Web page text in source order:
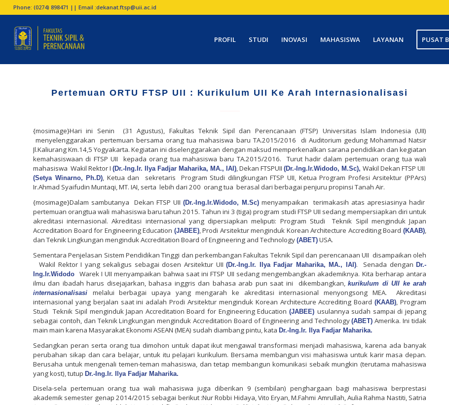
Phone: (0274) 898471 || Email :dekanat.ftsp@uii.ac.id
PROFIL STUDI INOVASI MAHASISWA LAYANAN PUSAT
Pertemuan ORTU FTSP UII : Kurikulum UII Ke Arah Internasionalisasi
{mosimage}Hari ini Senin
(31 Agustus), Fakultas Teknik Sipil dan Perencanaan (FTSP) Universitas Islam Indonesia (UII)
menyelenggarakan pertemuan bersama orang tua mahasiswa baru TA.2015/2016 di Auditorium gedung Mohammad Natsir
Jl.Kaliurang Km.14,5 Yogyakarta. Kegiatan ini diselenggarakan dengan maksud memperkenalkan sarana pendidikan dan kegiatan
kemahasiswaan di FTSP UII kepada orang tua mahasiswa baru TA.2015/2016.
Turut hadir dalam pertemuan orang tua wali
mahasiswa Wakil Rektor I (Dr.-Ing.Ir. Ilya Fadjar Maharika, MA., IAI), Dekan FTSPUII (Dr.-Ing.Ir.Widodo, M.Sc), Wakil Dekan FTSP UII
(Setya Winarno, Ph.D), Ketua dan sekretaris Program Studi dilingkungan FTSP UII, Ketua Program Profesi Arsitektur (PPArs)
Ir.Ahmad Syaifudin Muntaqi, MT. IAI, serta lebih dari 200 orang tua berasal dari berbagai penjuru propinsi Tanah Air.
{mosimage}Dalam sambutanya
Dekan FTSP UII (Dr.-Ing.Ir.Widodo, M.Sc)menyampaikan
terimakasih atas apresiasinya hadir
pertemuan orangtua wali mahasiswa baru tahun 2015. Tahun ini 3 (tiga) program studi FTSP UII sedang mempersiapkan diri untuk
akreditasi internasional. Akreditasi internasional yang dipersiapkan meliputi: Program Studi Teknik Sipil menginduk Japan
Accreditation Board for Engineering Education (JABEE), Prodi Arsitektur menginduk Korean Architecture Accrediting Board(KAAB),
dan Teknik Lingkungan menginduk Accreditation Board of Engineering and Technology (ABET) USA.
Sementara Penjelasan Sistem Pendidikan Tinggi dan perkembangan Fakultas Teknik Sipil dan perencanaan UII disampaikan oleh
Wakil Rektor I yang sekaligus sebagai dosen Arsitektur UII(Dr.-Ing.Ir. Ilya Fadjar Maharika, MA., IAI). Senada denganDr.-
Ing.Ir.Widodo
Warek I UII menyampaikan bahwa saat ini FTSP UII sedang mengembangkan akademiknya. Kita berharap antara
ilmu dan ibadah harus disejajarkan, bahasa inggris dan bahasa arab pun saat ini
dikembangkan,kurikulum di UII ke arah
internasionalisasi melalui berbagai upaya yang mengarah ke akreditasi internasional menyongsong MEA.
Akreditasi
internasional yang berjalan saat ini adalahProdi Arsitektur menginduk Korean Architecture Accrediting Board(KAAB), Program
Studi Teknik Sipil menginduk Japan Accreditation Board for Engineering Education (JABEE) usulannya sudah sampai di jepang
sebagai contoh, danTeknik Lingkungan menginduk Accreditation Board of Engineering and Technology(ABET) Amerika. Ini tidak
main main karena Masyarakat Ekonomi ASEAN (MEA) sudah diambang pintu, kata Dr.-Ing.Ir. Ilya Fadjar Maharika.
Sedangkan peran serta orang tua dimohon untuk dapat ikut mengawal transformasi menjadi mahasiswa, karena ada banyak
perubahan sikap dan cara belajar, untuk itu pelajari kurikulum. Bersama membangun visi mahasiswa untuk karir masa depan.
Berusaha untuk mengenali temen-teman mahasiswa, dan tetap membangun komunikasi sebaik mungkin (terutama mahasiswa
yang kost), tutup Dr.-Ing.Ir. Ilya Fadjar Maharika.
Disela-sela pertemuan orang tua wali mahasiswa juga diberikan 9 (sembilan) penghargaan bagi mahasiswa berprestasi
akademik semester genap 2014/2015 sebagai berikut :Nur Robbi Hidaya, Vito Eryan, M.Fahmi Amrullah, Aulia Rahma Nastiti, Satria